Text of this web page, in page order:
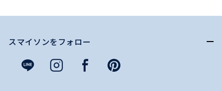
スマイソンをフォロー